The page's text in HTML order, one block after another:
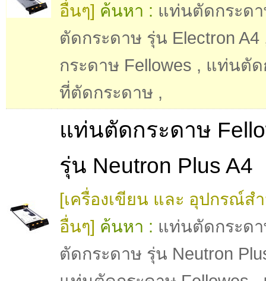
อื่นๆ] ค้นหา : แท่นตัดกระด
ตัดกระดาษ รุ่น Electron A4
กระดาษ Fellowes , แท่นตัด
ที่ตัดกระดาษ ,
แท่นตัดกระดาษ
รุ่น Neutron Plus A4
[เครื่องเขียน และ อุปกรณ์ส
อื่นๆ] ค้นหา : แท่นตัดกระด
ตัดกระดาษ รุ่น Neutron